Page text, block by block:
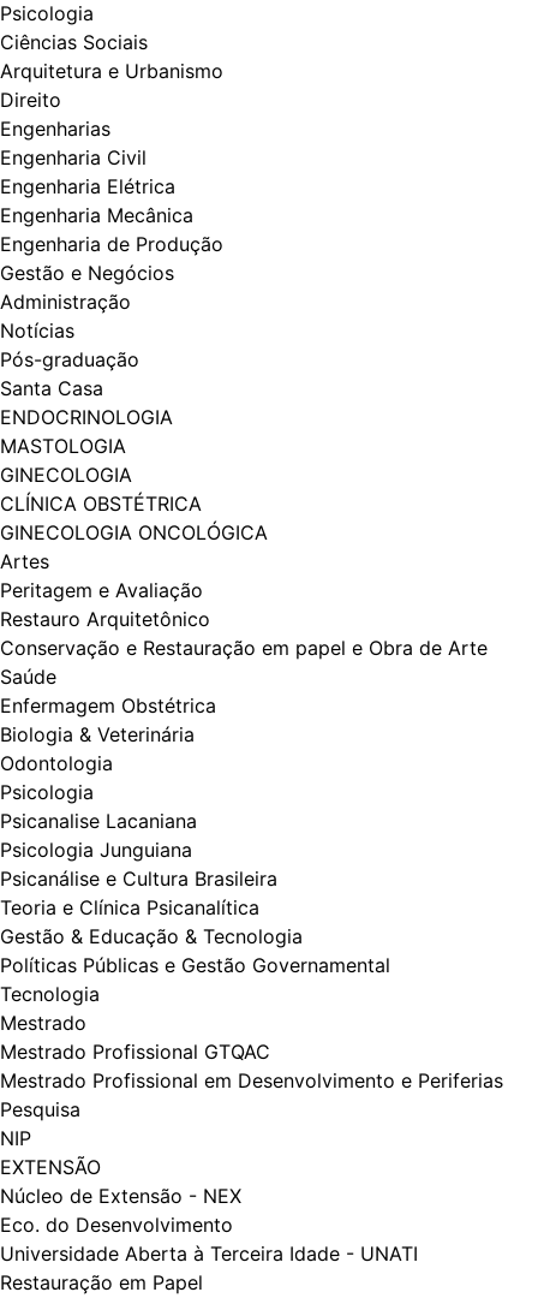
Psicologia
Ciências Sociais
Arquitetura e Urbanismo
Direito
Engenharias
Engenharia Civil
Engenharia Elétrica
Engenharia Mecânica
Engenharia de Produção
Gestão e Negócios
Administração
Notícias
Pós-graduação
Santa Casa
ENDOCRINOLOGIA
MASTOLOGIA
GINECOLOGIA
CLÍNICA OBSTÉTRICA
GINECOLOGIA ONCOLÓGICA
Artes
Peritagem e Avaliação
Restauro Arquitetônico
Conservação e Restauração em papel e Obra de Arte
Saúde
Enfermagem Obstétrica
Biologia & Veterinária
Odontologia
Psicologia
Psicanalise Lacaniana
Psicologia Junguiana
Psicanálise e Cultura Brasileira
Teoria e Clínica Psicanalítica
Gestão & Educação & Tecnologia
Políticas Públicas e Gestão Governamental
Tecnologia
Mestrado
Mestrado Profissional GTQAC
Mestrado Profissional em Desenvolvimento e Periferias
Pesquisa
NIP
EXTENSÃO
Núcleo de Extensão - NEX
Eco. do Desenvolvimento
Universidade Aberta à Terceira Idade - UNATI
Restauração em Papel